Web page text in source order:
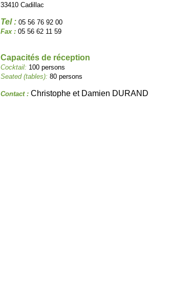
33410 Cadillac
Tel : 05 56 76 92 00
Fax : 05 56 62 11 59
Capacités de réception
Cocktail: 100 persons
Seated (tables): 80 persons
Contact : Christophe et Damien DURAND